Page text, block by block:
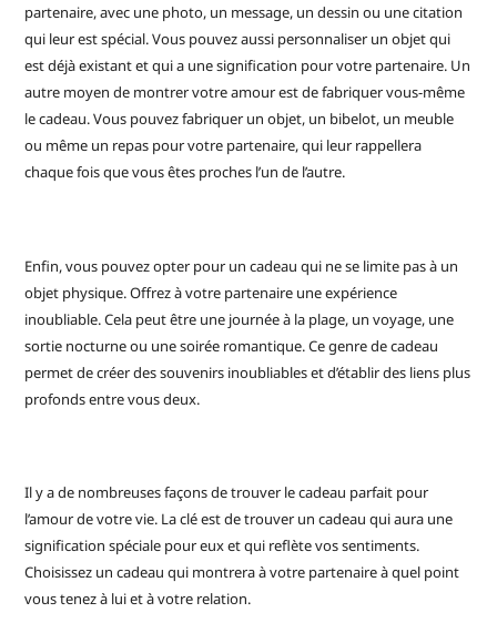
partenaire, avec une photo, un message, un dessin ou une citation
qui leur est spécial. Vous pouvez aussi personnaliser un objet qui
est déjà existant et qui a une signification pour votre partenaire. Un
autre moyen de montrer votre amour est de fabriquer vous-même
le cadeau. Vous pouvez fabriquer un objet, un bibelot, un meuble
ou même un repas pour votre partenaire, qui leur rappellera
chaque fois que vous êtes proches l’un de l’autre.
Enfin, vous pouvez opter pour un cadeau qui ne se limite pas à un
objet physique. Offrez à votre partenaire une expérience
inoubliable. Cela peut être une journée à la plage, un voyage, une
sortie nocturne ou une soirée romantique. Ce genre de cadeau
permet de créer des souvenirs inoubliables et d’établir des liens plus
profonds entre vous deux.
Il y a de nombreuses façons de trouver le cadeau parfait pour
l’amour de votre vie. La clé est de trouver un cadeau qui aura une
signification spéciale pour eux et qui reflète vos sentiments.
Choisissez un cadeau qui montrera à votre partenaire à quel point
vous tenez à lui et à votre relation.